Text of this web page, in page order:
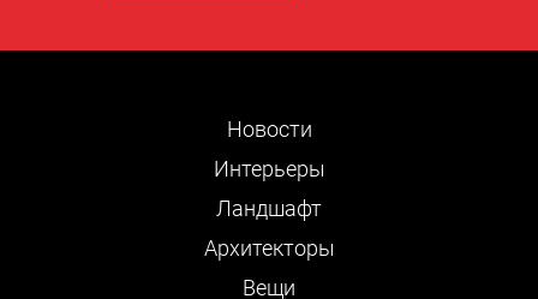
Новости
Интерьеры
Ландшафт
Архитекторы
Вещи